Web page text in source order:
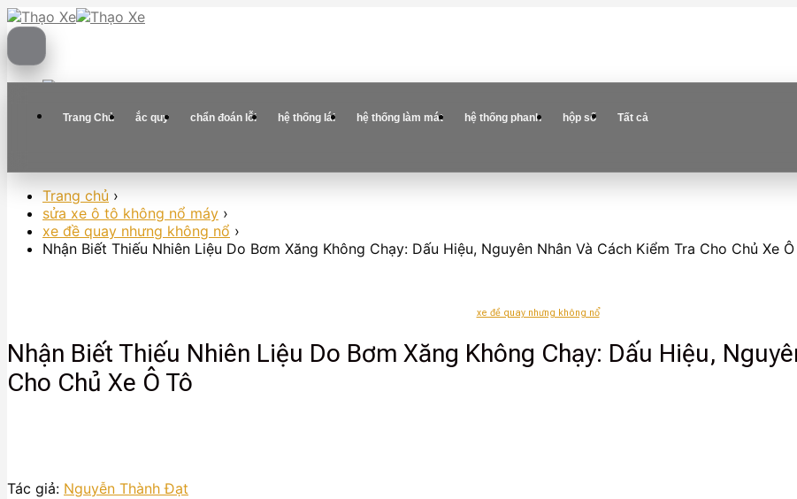
Skip
to
Trang Chủ ắc quy chẩn đoán lỗi hệ thống lái hệ thống làm mát hệ thống phanh hộp số Tất cả
Trang chủ ›
sửa xe ô tô không nổ máy ›
xe đề quay nhưng không nổ ›
Nhận Biết Thiếu Nhiên Liệu Do Bơm Xăng Không Chạy: Dấu Hiệu, Nguyên Nhân Và Cách Kiểm Tra Cho Chủ Xe Ô
xe đề quay nhưng không nổ
Nhận Biết Thiếu Nhiên Liệu Do Bơm Xăng Không Chạy: Dấu Hiệu,
Cho Chủ Xe Ô Tô
Tác giả: Nguyễn Thành Đạt